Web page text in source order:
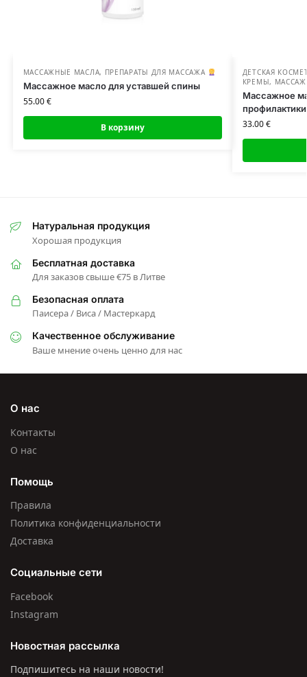
МАССАЖНЫЕ МАСЛА, ПРЕПАРАТЫ ДЛЯ МАССАЖА
Массажное масло для уставшей спины
55.00€
В корзину
ДЕТСКАЯ
КРЕМЫ,
Массажное
33.00€
Натуральная продукция
Хорошая продукция
Бесплатная доставка
Для заказов свыше €75 в Литве
Безопасная оплата
Паисера / Виса / Мастеркард
Качественное обслуживание
Ваше мнение очень ценно для нас
О нас
Контакты
О нас
Помощь
Правила
Политика конфиденциальности
Доставка
Социальные сети
Facebook
Instagram
Новостная рассылка
Подпишитесь на наши новости!